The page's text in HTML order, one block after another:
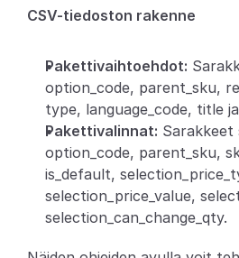
CSV-tiedoston rakenne
Pakettivaihtoehdot:
option_code, parent_sku,
type, language_code, title
Pakettivalinnat: Sarakkeet
option_code, parent_sku,
is_default,
selection_price_value,
selection_can_change_qty.